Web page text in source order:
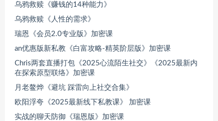
乌鸦救赎《赚钱的14种能力》
乌鸦救赎《人性的需求》
瑞恩《会员2.0专业版》加密课
an优惠版新私教《白富攻略-精英阶层版》加密课
Chris两套直播打包《2025心流陌生社交》《2025最新内
在探索原型联络》加密课
月老鳌烨《避坑 踩雷向上社交合集》
欧阳浮夸《2025最新线下私教课》 加密课
实战的聊天防御《瑞恩版》加密课